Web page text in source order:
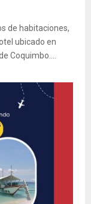
de habitaciones,
ubicado en
Coquimbo....